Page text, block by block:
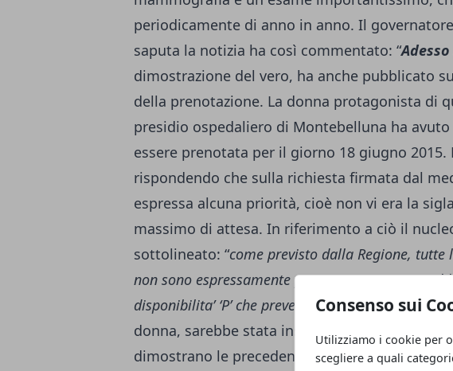
Consenso sui
Utilizziamo i cookie per
scegliere a quali
periodicamente di anno in anno. Il
saputa la notizia ha così commentato: “
dimostrazione del vero, ha anche pubblicato
della prenotazione. La donna protagonista di
presidio ospedaliero di Montebelluna ha
essere prenotata per il giorno 18 giugno 2015.
rispondendo che sulla richiesta firmata dal
espressa alcuna priorità, cioè non vi era la
massimo di attesa. In riferimento a ciò il
sottolineato: “come previsto dalla Regione,
non sono espressamente prioritarie vengono
disponibilita’ ‘P’ che prevede 180 giorni di
donna, sarebbe stata inserita all’interno dei
dimostrano le precedenti mammografie,